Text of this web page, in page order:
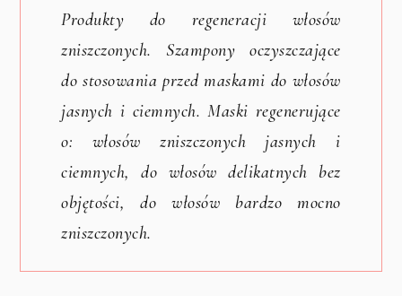
Produkty do regeneracji włosów
zniszczonych. Szampony oczyszczające
do stosowania przed maskami do włosów
jasnych i ciemnych. Maski regenerujące
o: włosów zniszczonych jasnych i
ciemnych, do włosów delikatnych bez
objętości, do włosów bardzo mocno
zniszczonych.